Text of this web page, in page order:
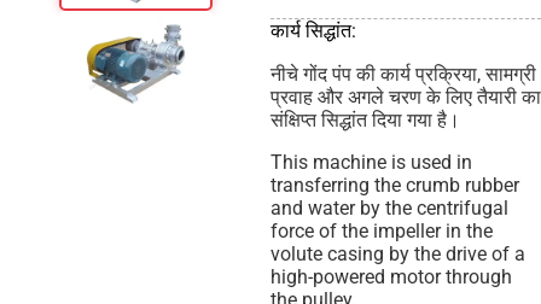
कार्य सिद्धांत:
नीचे गोंद पंप की कार्य प्रक्रिया, सामग्री
प्रवाह और अगले चरण के लिए तैयारी का
संक्षिप्त सिद्धांत दिया गया है।
This machine is used in
transferring the crumb rubber
and water by the centrifugal
force of the impeller in the
volute casing by the drive of a
high-powered motor through